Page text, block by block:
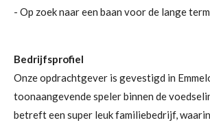
- Op zoek naar een baan voor de lange
Bedrijfsprofiel
Onze opdrachtgever is gevestigd in
toonaangevende speler binnen de
betreft een super leuk familiebedrijf,